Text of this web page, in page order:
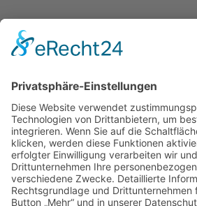
Kontakt
Impressum
Datenschutzerklärung
Barrierefreiheitserklärung